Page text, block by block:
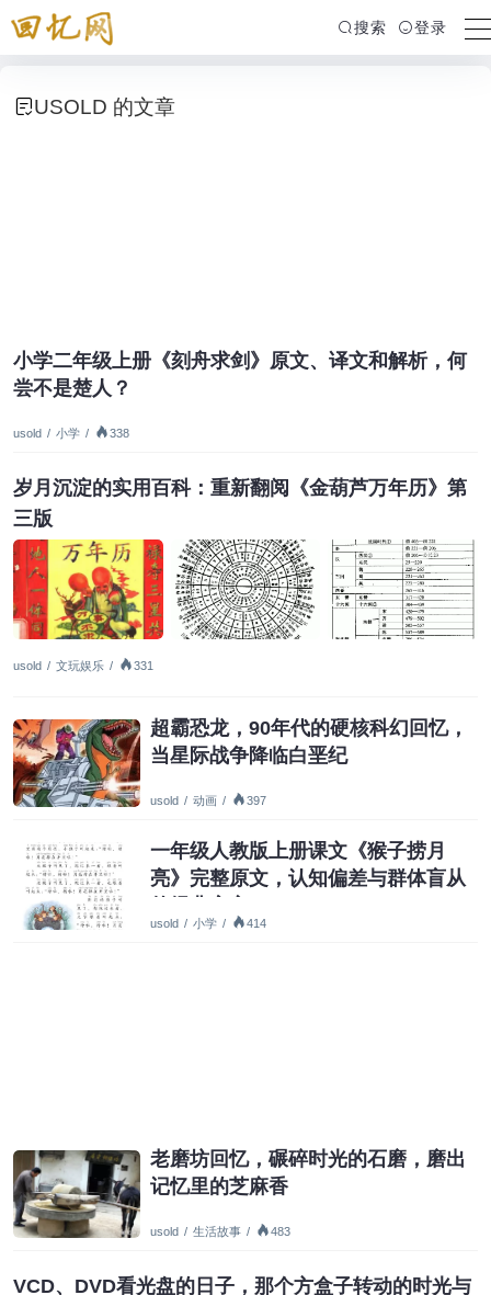
搜索 登录
USOLD 的文章
小学二年级上册《刻舟求剑》原文、译文和解析，何
尝不是楚人？
usold / 小学 / 338
岁月沉淀的实用百科：重新翻阅《金葫芦万年历》第
三版
usold / 文玩娱乐 / 331
超霸恐龙，90年代的硬核科幻回忆，
当星际战争降临白垩纪
usold / 动画 / 397
一年级人教版上册课文《猴子捞月
亮》完整原文，认知偏差与群体盲从
usold / 小学 / 414
老磨坊回忆，碾碎时光的石磨，磨出
记忆里的芝麻香
usold / 生活故事 / 483
VCD、DVD看光盘的日子，那个方盒子转动的时光与